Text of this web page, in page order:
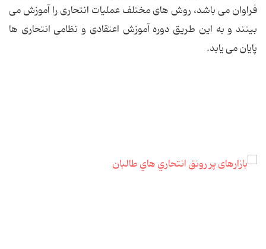
فراوان می باشد، روش های مختلف عملیات انتحاری را آموزش می
بینند و به این طریق دوره آموزش اعتقادی و نظامی انتحاری ها
پایان می یابد.